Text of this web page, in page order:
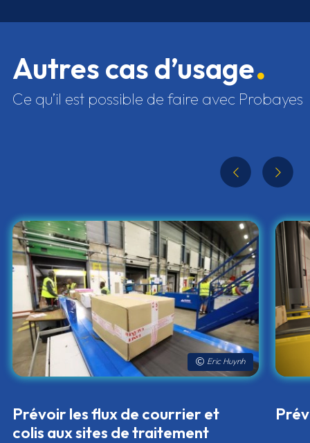
Autres cas d’usage
Ce qu’il est possible de faire avec Probayes
Eric Huynh
Prévoir les flux de courrier et
colis aux sites de traitement